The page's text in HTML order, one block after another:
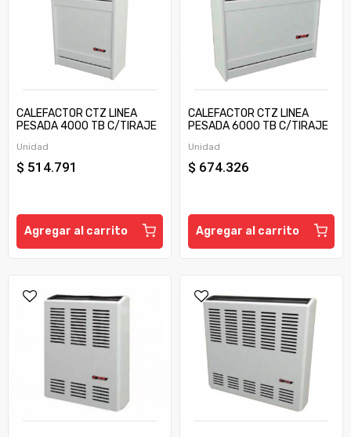
CALEFACTOR CTZ LINEA
PESADA 4000 TB C/TIRAJE
Unidad
$ 514.791
Agregar al carrito
CALEFACTOR CTZ LINEA
PESADA 6000 TB C/TIRAJE
Unidad
$ 674.326
Agregar al carrito